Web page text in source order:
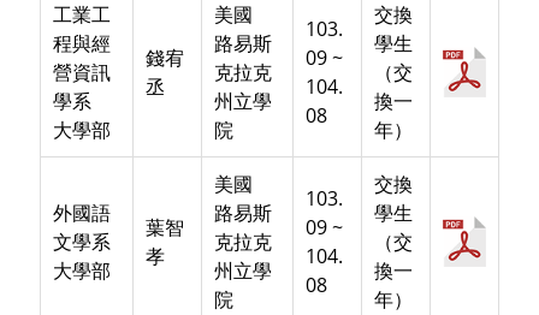
工業工
程與經
營資訊
學系
大學部
錢宥
丞
美國
路易斯
克拉克
州立學
院
103.
09 ~
104.
08
交換
學生
（交
換一
年）
外國語
文學系
大學部
葉智
孝
美國
路易斯
克拉克
州立學
院
103.
09 ~
104.
08
交換
學生
（交
換一
年）